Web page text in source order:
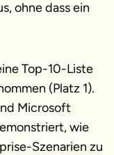
ohne dass ein
Top-10-Liste
(Platz 1).
Microsoft
wie
Szenarien zu